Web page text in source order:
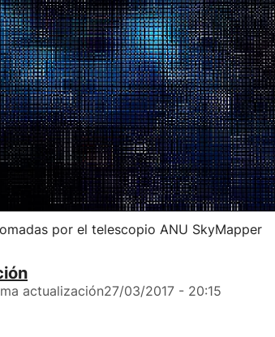
por el telescopio ANU SkyMapper
actualización27/03/2017 - 20:15